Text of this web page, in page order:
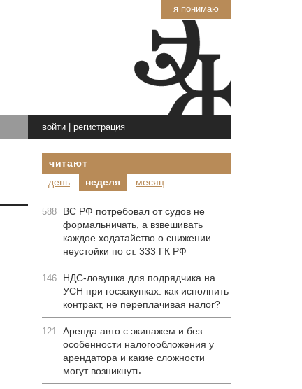
я понимаю
войти| регистрация
читают
день
неделя месяц
588
ВС РФ потребовал от судов не
формальничать, а взвешивать
каждое ходатайство о снижении
неустойки по ст. 333 ГК РФ
146
НДС-ловушка для подрядчика на
УСН при госзакупках: как исполнить
контракт, не переплачивая налог?
121 Аренда авто с экипажем и без:
особенности налогообложения у
арендатора и какие сложности
могут возникнуть